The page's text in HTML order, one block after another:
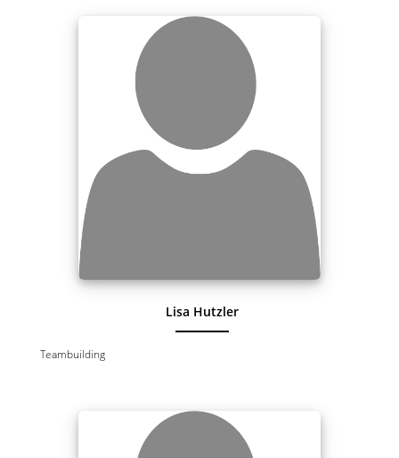
Lisa Hutzler
Teambuilding